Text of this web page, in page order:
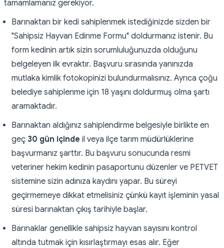
tamamlamanız gerekiyor.
Barınaktan bir kedi sahiplenmek istediğinizde sizden bir
"Sahipsiz Hayvan Edinme Formu" doldurmanız istenir. Bu
form kedinin artık sizin sorumluluğunuzda olduğunu
belgeleyen ilk evraktır. Başvuru sırasında yanınızda
mutlaka kimlik fotokopinizi bulundurmalısınız. Ayrıca çoğu
belediye sahiplenme için 18 yaşını doldurmuş olma şartı
aramaktadır.
Barınaktan aldığınız sahiplendirme belgesiyle birlikte en
geç 30 gün içinde il veya ilçe tarım müdürlüklerine
başvurmanız şarttır. Bu başvuru sonucunda resmi
veteriner hekim kedinin pasaportunu düzenler ve PETVET
sistemine sizin adınıza kaydını yapar. Bu süreyi
geçirmemeye dikkat etmelisiniz çünkü kayıt işleminin yasal
süresi barınaktan çıkış tarihiyle başlar.
Barınaklar genellikle sahipsiz hayvan sayısını kontrol
altında tutmak için kısırlaştırmayı esas alır. Eğer